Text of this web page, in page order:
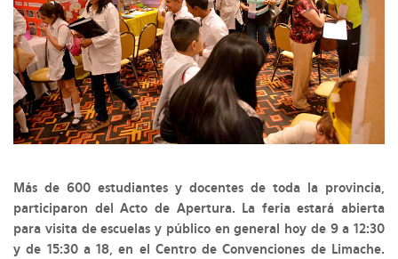
Más de 600 estudiantes y docentes de toda la provincia,
participaron del Acto de Apertura. La feria estará abierta
para visita de escuelas y público en general hoy de 9 a 12:30
y de 15:30 a 18, en el Centro de Convenciones de Limache.